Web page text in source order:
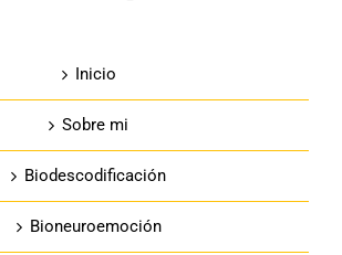
Inicio
Sobre mi
Biodescodificación
Bioneuroemoción